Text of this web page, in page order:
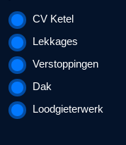
CV Ketel
Lekkages
Verstoppingen
Dak
Loodgieterwerk